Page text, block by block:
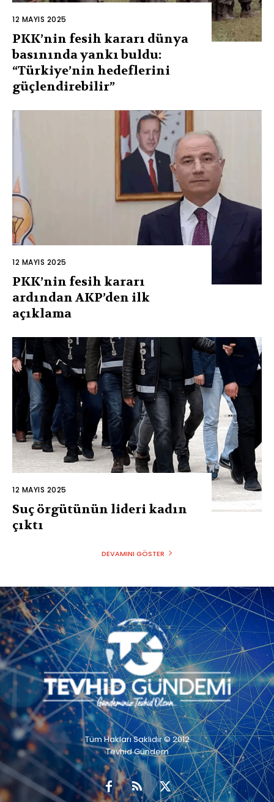
12 MAYIS 2025
PKK’nin fesih kararı dünya
basınında yankı buldu:
“Türkiye’nin hedeflerini
güçlendirebilir”
12 MAYIS 2025
PKK’nin fesih kararı
ardından AKP’den ilk
açıklama
12 MAYIS 2025
Suç örgütünün lideri kadın
çıktı
DEVAMINI GÖSTER
Tüm Hakları Saklıdır © 2012
Tevhid Gündem